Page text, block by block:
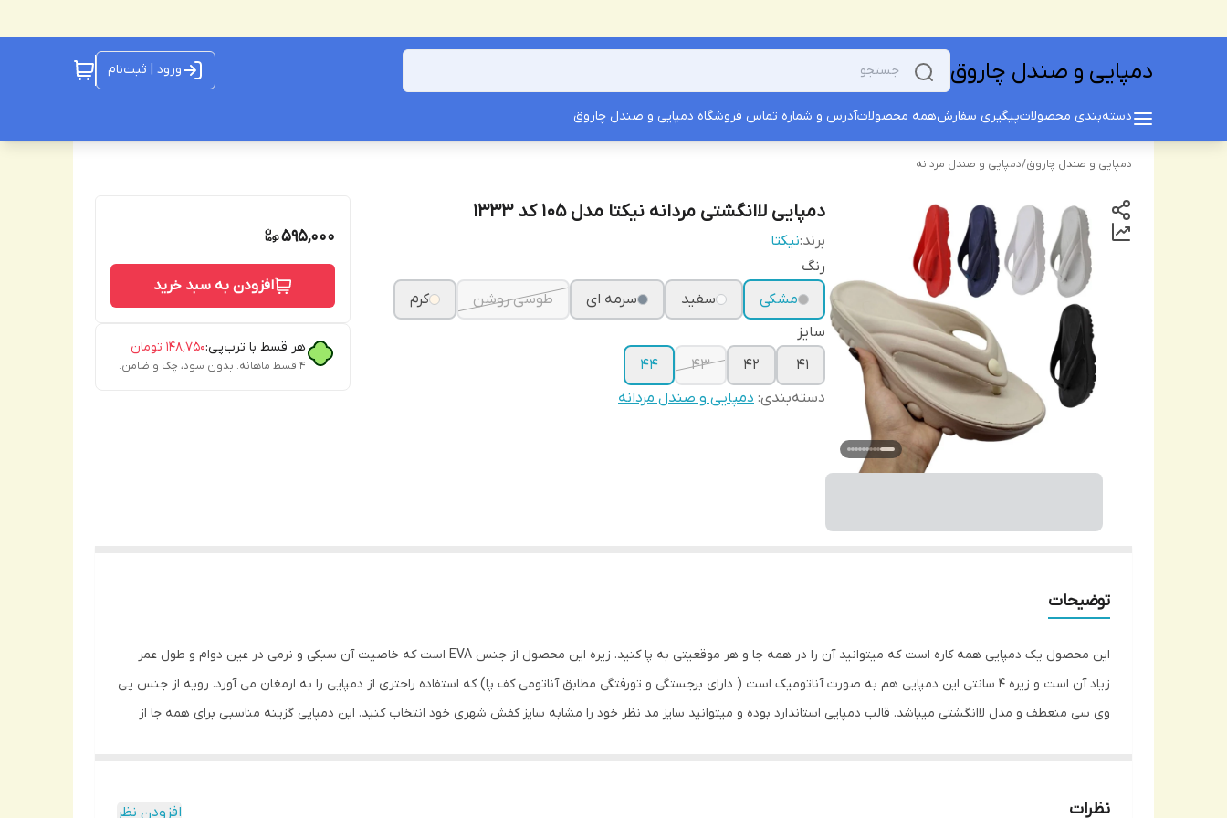
دمپایی و صندل چاروق ورود | ثبت‌نام
دسته‌بندی محصولاتپیگیری سفارشهمه محصولاتآدرس و شماره تماس فروشگاه دمپایی و صندل چاروق
دمپایی و صندل چاروق/دمپایی و صندل مردانه
دمپایی لاانگشتی مردانه نیکتا مدل 105 کد 1333
برند:نیکتا
رنگ
مشکی
سفید سرمه ای طوسی روشن
کرم
سایز
41
42
43
44
دسته‌بندی: دمپایی و صندل مردانه
595,000
افزودن به سبد خرید
هر قسط با ترب‌پی:۱۴۸٬۷۵۰ تومان
۴ قسط ماهانه. بدون سود، چک و ضامن.
توضیحات
این محصول یک دمپایی همه کاره است که میتوانید آن را در همه جا و هر موقعیتی به پا کنید. زیره این محصول از جنس EVA است که خاصیت آن سبکی و نرمی در عین دوام و طول عمر
زیاد آن است و زیره 4 سانتی این دمپایی هم به صورت آناتومیک است ( دارای برجستگی و تورفتگی مطابق آناتومی کف پا) که استفاده راحتری از دمپایی را به ارمغان می آورد. رویه از جنس پی
وی سی منعطف و مدل لاانگشتی میباشد. قالب دمپایی استاندارد بوده و میتوانید سایز مد نظر خود را مشابه سایز کفش شهری خود انتخاب کنید. این دمپایی گزینه مناسبی برای همه جا از
نظرات افزودن نظر